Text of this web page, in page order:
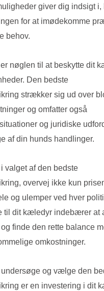
giver dig indsigt i,
for at imødekomme
behov.
nøglen til at beskytte dit
Den bedste
strækker sig ud over
og omfatter også
og juridiske
af din hunds handlinger.
valget af den bedste
overvej ikke kun
og ulemper ved hver
til dit kæledyr indebærer at
finde den rette balance
omkostninger.
og vælge den
er en investering i dit